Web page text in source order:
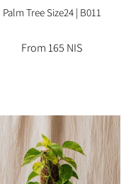
Palm Tree Size24 | B011
From 165 NIS